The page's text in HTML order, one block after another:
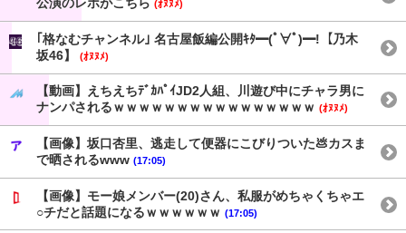
(ｵﾇﾇﾒ)
｢格なむチャンネル｣ 名古屋飯編公開ｷﾀ━(ﾟ∀ﾟ)━!【乃木
坂46】
(ｵﾇﾇﾒ)
【動画】えちえちﾃﾞｶﾊﾟｲJD2人組、川遊び中にチャラ男に
ナンパされるｗｗｗｗｗｗｗｗｗｗｗｗｗｗｗｗ (ｵﾇﾇﾒ)
【画像】坂口杏里、逃走して便器にこびりついた💩カスま
で晒されるwww (17:05)
【画像】モー娘メンバー(20)さん、私服がめちゃくちゃエ
○チだと話題になるｗｗｗｗｗｗ (17:05)